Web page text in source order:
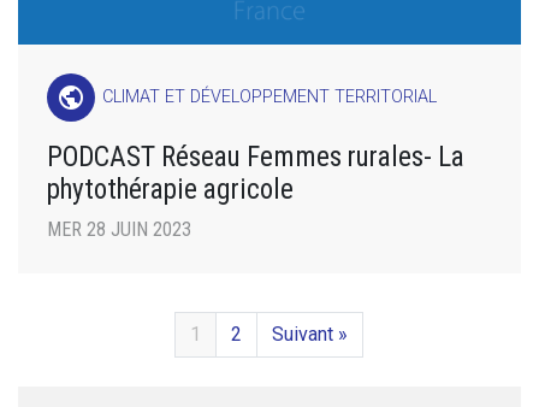
public CLIMAT ET DÉVELOPPEMENT TERRITORIAL
PODCAST Réseau Femmes rurales- La
phytothérapie agricole
MER 28 JUIN 2023
1 2 Suivant »